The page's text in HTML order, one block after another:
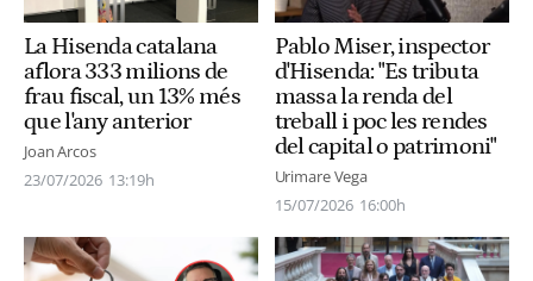
La Hisenda catalana
aflora 333 milions de
frau fiscal, un 13% més
que l'any anterior
Joan Arcos
23/07/2026 13:19h
Pablo Miser, inspector
d'Hisenda: "Es tributa
massa la renda del
treball i poc les rendes
del capital o patrimoni"
Urimare Vega
15/07/2026 16:00h